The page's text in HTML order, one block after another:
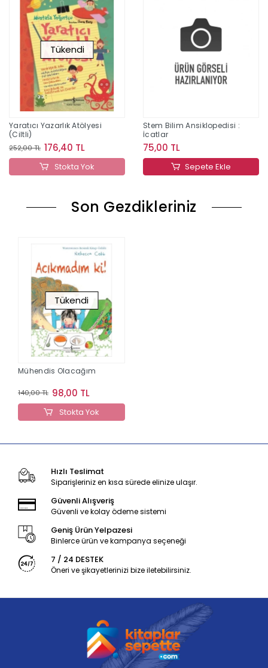
Tükendi
Yaratıcı Yazarlık Atölyesi
(Ciltli)
252,00 TL 176,40 TL
Stokta Yok
Stem Bilim Ansiklopedisi :
İcatlar
75,00 TL
Sepete Ekle
Son Gezdikleriniz
Tükendi
Mühendis Olacağım
140,00 TL 98,00 TL
Stokta Yok
Hızlı Teslimat
Siparişleriniz en kısa sürede elinize ulaşır.
Güvenli Alışveriş
Güvenli ve kolay ödeme sistemi
Geniş Ürün Yelpazesi
Binlerce ürün ve kampanya seçeneği
7 / 24 DESTEK
Öneri ve şikayetlerinizi bize iletebilirsiniz.